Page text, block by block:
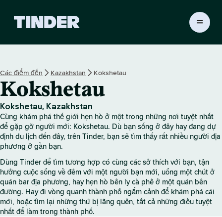
c
h
ủ
T
i
n
d
Các điểm đến Kazakhstan Kokshetau
Kokshetau
Kokshetau, Kazakhstan
Cùng khám phá thế giới hẹn hò ở một trong những nơi tuyệt nhất
để gặp gỡ người mới: Kokshetau. Dù bạn sống ở đây hay đang dự
định du lịch đến đây, trên Tinder, bạn sẽ tìm thấy rất nhiều người địa
phương ở gần bạn.
Dùng Tinder để tìm tương hợp có cùng các sở thích với bạn, tận
hưởng cuộc sống về đêm với một người bạn mới, uống một chút ở
quán bar địa phương, hay hẹn hò bên ly cà phê ở một quán bên
đường. Hay đi vòng quanh thành phố ngắm cảnh để khám phá cái
mới, hoặc tìm lại những thứ bị lãng quên, tất cả những điều tuyệt
nhất để làm trong thành phố.